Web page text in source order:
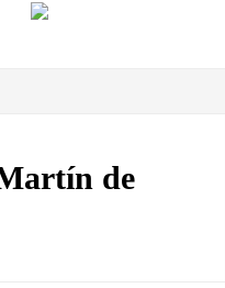
de